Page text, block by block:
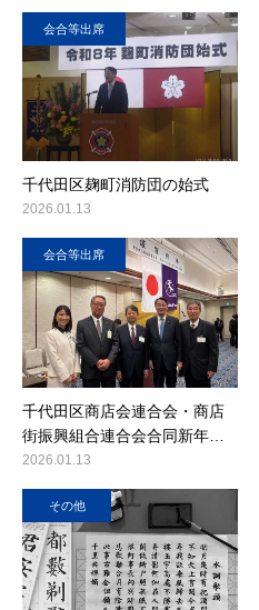
会合等出席
千代田区麹町消防団の始式
2026.01.13
会合等出席
千代田区商店会連合会・商店
街振興組合連合会合同新年…
2026.01.13
その他